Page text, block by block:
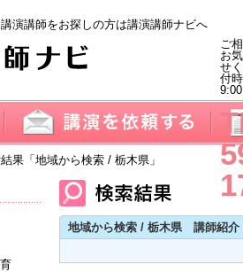
演講師をお探しの方は講演講師ナビへ
ご
お
せ
付
果 「地域から検索 / 栃木県」
地域から検索 / 栃木県 講師紹介